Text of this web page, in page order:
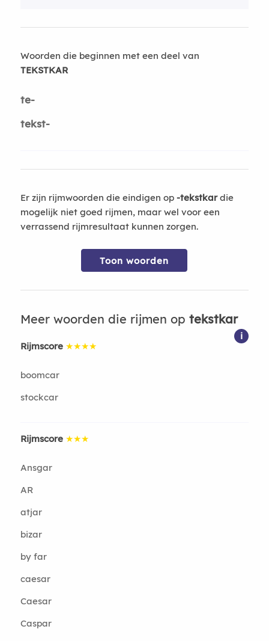
Woorden die beginnen met een deel van
TEKSTKAR
te-
tekst-
Er zijn rijmwoorden die eindigen op -tekstkardie
mogelijk niet goed rijmen, maar wel voor een
verrassend rijmresultaat kunnen zorgen.
Toon woorden
Meer woorden die rijmen op tekstkar
i
Rijmscore ★★★★
boomcar
stockcar
Rijmscore ★★★
Ansgar
AR
atjar
bizar
by far
caesar
Caesar
Caspar